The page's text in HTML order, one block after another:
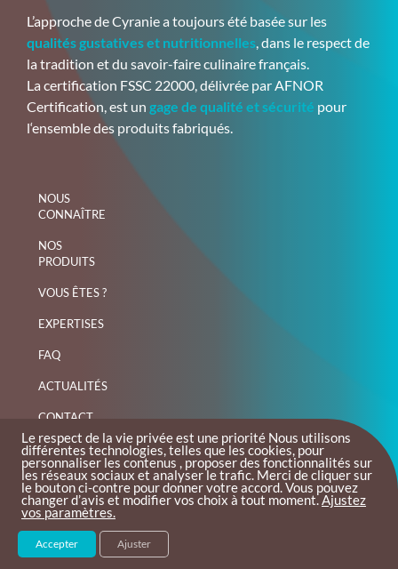
L’approche de Cyranie a toujours été basée sur les
qualités gustatives et nutritionnelles , dans le respect de
la tradition et du savoir-faire culinaire français.
La certification FSSC 22000, délivrée par AFNOR
Certification, est un gage de qualité et sécurité pour
l‘ensemble des produits fabriqués.
NOUS
CONNAÎTRE
NOS
PRODUITS
VOUS ÊTES ?
EXPERTISES
FAQ
ACTUALITÉS
CONTACT
Mentions légales |
Le respect de la vie privée est une priorité Nous utilisons
différentes technologies, telles que les cookies, pour
personnaliser les contenus , proposer des fonctionnalités sur
les réseaux sociaux et analyser le trafic. Merci de cliquer sur
le bouton ci-contre pour donner votre accord. Vous pouvez
changer d’avis et modifier vos choix à tout moment.Ajustez
vos paramètres.
Accepter Ajuster